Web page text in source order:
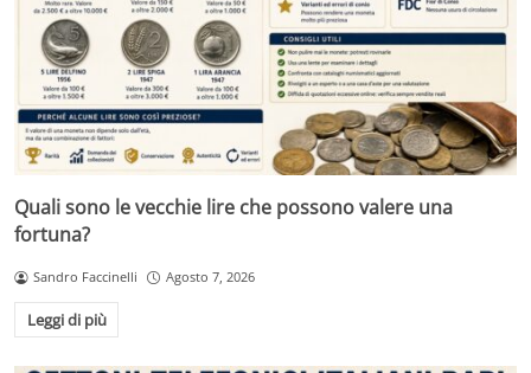
Quali sono le vecchie lire che possono valere una
fortuna?
Sandro Faccinelli Agosto 7, 2026
Leggi di più